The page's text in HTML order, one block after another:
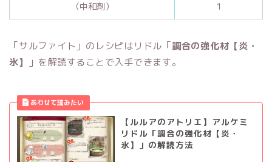
（中和剤）
1
「サルファイト」のレシピはリドル「調合の強化材【炎・
氷】
」を解読することで入手できます。
【ルルアのアトリエ】アルケミ
リドル「調合の強化材【炎・
氷】」の解読方法